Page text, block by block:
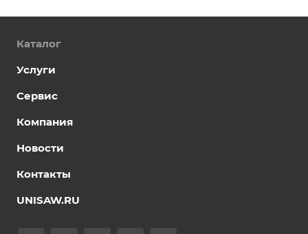
Каталог
Услуги
Сервис
Компания
Новости
Контакты
UNISAW.RU